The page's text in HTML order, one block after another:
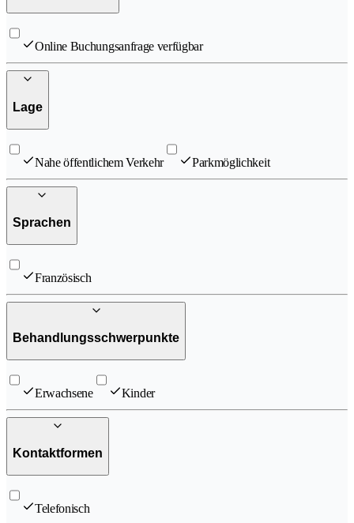
Online Buchungsanfrage verfügbar
Lage
Nahe öffentlichem Verkehr Parkmöglichkeit
Sprachen
Französisch
Behandlungsschwerpunkte
Erwachsene Kinder
Kontaktformen
Telefonisch